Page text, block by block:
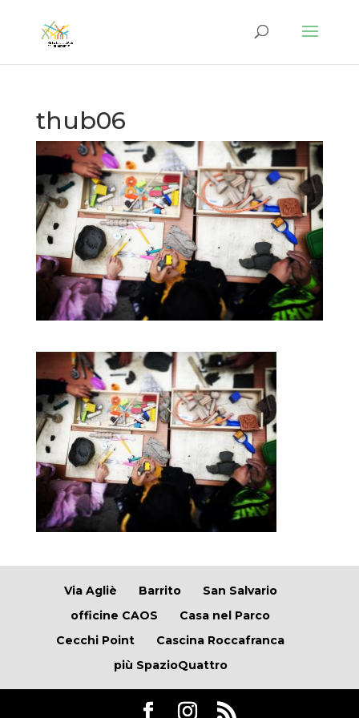
thub06
Via Agliè Barrito
San Salvario
officine CAOS
Casa nel Parco
Cecchi Point
Cascina Roccafranca
più SpazioQuattro